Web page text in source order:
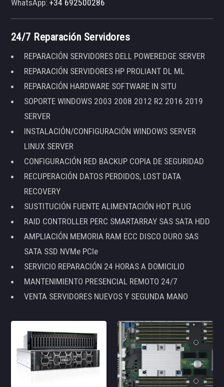
WhatsApp:+34 692500286
24/7 Reparación Servidores
REPARACIÓN SERVIDORES DELL POWEREDGE SERVER
REPARACIÓN SERVIDORES HP PROLIANT DL ML
REPARACIÓN HARDWARE SOFTWARE IN SITU
SOPORTE WINDOWS 2003 2008 2012 R2 2016 2019
SERVER
INSTALACIÓN/CONFIGURACIÓN WINDOWS SERVER
LINUX SERVER
CONFIGURACIÓN RED BACKUP COPIA DE SEGURIDAD
RECUPERACIÓN DATOS PERDIDOS, LOST DATA
RECOVERY
SUSTITUCIÓN FUENTE ALIMENTACIÓN HOT PLUG
RAID CONTROLLER PERC SMARTARRAY SAS SATA HDD
AMPLIACIÓN MEMORIA RAM ECC DISCO DURO SAS
SATA SSD NVMe PCIe
SERVICIO REPARACIÓN 24 HORAS A DOMICILIO
MANTENIMIENTO PRESENCIAL REMOTO 24/7
VENTA SERVIDORES NUEVOS Y SEGUNDA MANO